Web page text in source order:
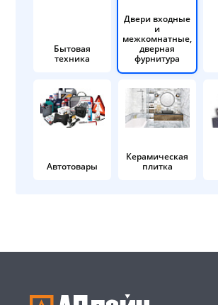
Бытовая
техника
Двери входные
и
межкомнатные,
дверная
фурнитура
Автотовары
Керамическая
плитка